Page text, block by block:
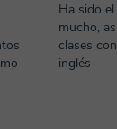
Ha sido
mucho,
clases
inglés